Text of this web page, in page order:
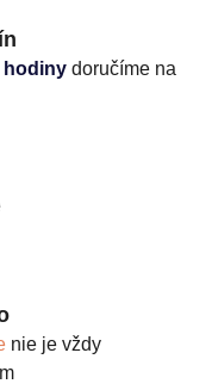
hodiny doručíme na
nie je vždy